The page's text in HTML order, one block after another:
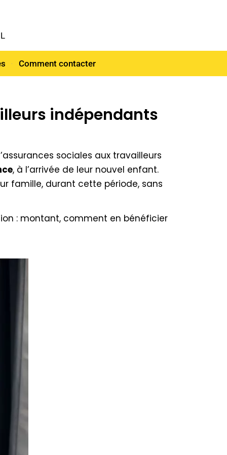
Comment contacter
indépendants
sociales aux travailleurs
, à l’arrivée de leur nouvel e­nfant.
famille, durant cette période, sans
: montant, comment en bénéficier